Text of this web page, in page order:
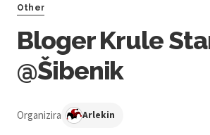
Other
Bloger Krule
@Šibenik
Organizira Arlekin